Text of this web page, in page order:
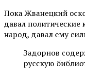
Пока Жванецкий
давал
народ, давал ему
Задорнов
русскую